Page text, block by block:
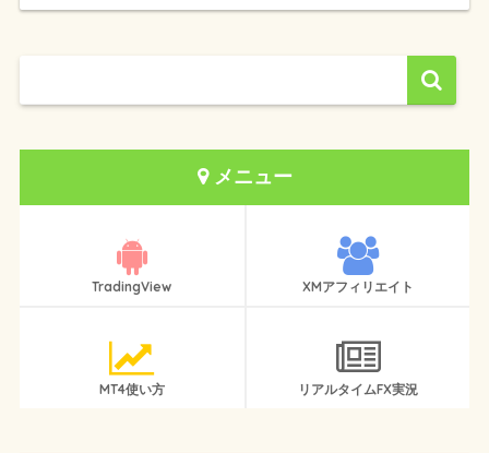
メニュー
TradingView XMアフィリエイト
MT4使い方 リアルタイムFX実況